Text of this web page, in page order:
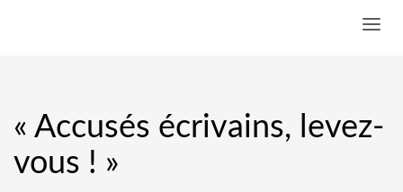
« Accusés écrivains, levez-
vous ! »